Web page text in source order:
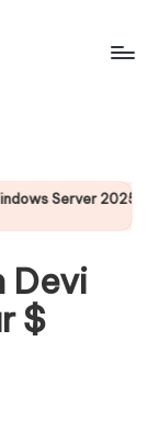
2025 İşletim
Devi
$